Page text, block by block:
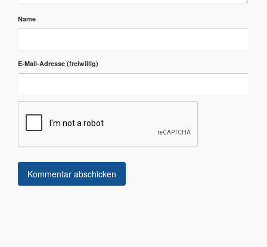
Name
E-Mail-Adresse